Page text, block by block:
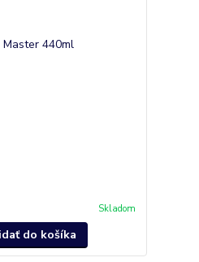
Skladom
do košíka